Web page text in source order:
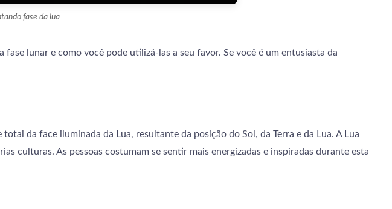
fase da lua
lunar e como você pode utilizá-las a seu favor. Se você é um entusiasta da
da face iluminada da Lua, resultante da posição do Sol, da Terra e da Lua. A Lua
culturas. As pessoas costumam se sentir mais energizadas e inspiradas durante esta